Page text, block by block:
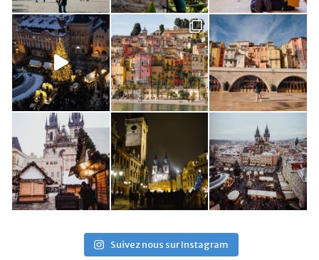
Suivez nous sur Instagram